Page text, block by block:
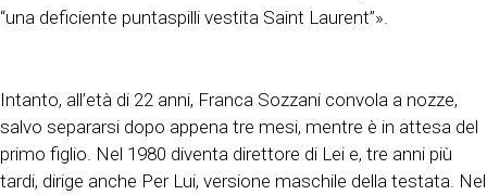
“una deficiente puntaspilli vestita Saint Laurent”».
Intanto, all’età di 22 anni, Franca Sozzani convola a nozze,
salvo separarsi dopo appena tre mesi, mentre è in attesa del
primo figlio. Nel 1980 diventa direttore di Lei e, tre anni più
tardi, dirige anche Per Lui, versione maschile della testata. Nel